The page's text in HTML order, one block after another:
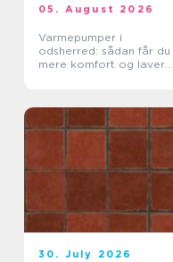
05. August 2026
Varmepumper i
odsherred: sådan får du
mere komfort og lavere
30. July 2026